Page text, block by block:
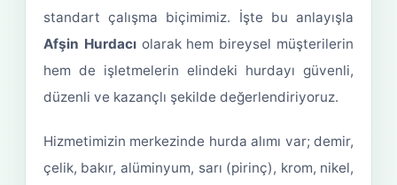
standart çalışma biçimimiz. İşte bu anlayışla
Afşin Hurdacıolarak hem bireysel müşterilerin
hem de işletmelerin elindeki hurdayı güvenli,
düzenli ve kazançlı şekilde değerlendiriyoruz.
Hizmetimizin merkezinde hurda alımı var; demir,
çelik, bakır, alüminyum, sarı (pirinç), krom, nikel,